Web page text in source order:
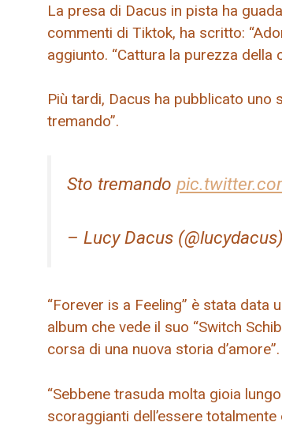
La presa di Dacus in pista ha
commenti di Tiktok, ha scritto:
aggiunto. “Cattura la purezza della
Più tardi, Dacus ha pubblicato uno
tremando”.
Sto tremando
– Lucy Dacus (@lucydacus)
“Forever is a Feeling” è stata
album che vede il suo “Switch
corsa di una nuova storia d’amore”.
“Sebbene trasuda molta gioia
scoraggianti dell’essere